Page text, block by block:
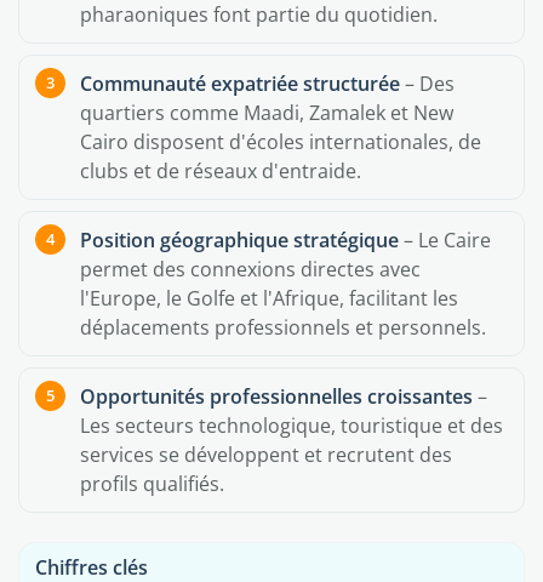
pharaoniques font partie du quotidien.
Communauté expatriée structurée– Des
quartiers comme Maadi, Zamalek et New
Cairo disposent d'écoles internationales, de
clubs et de réseaux d'entraide.
Position géographique stratégique– Le Caire
permet des connexions directes avec
l'Europe, le Golfe et l'Afrique, facilitant les
déplacements professionnels et personnels.
Opportunités professionnelles croissantes –
Les secteurs technologique, touristique et des
services se développent et recrutent des
profils qualifiés.
Chiffres clés